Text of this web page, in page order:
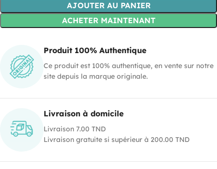
AJOUTER AU PANIER
ACHETER MAINTENANT
Produit 100% Authentique
Ce produit est 100% authentique, en vente sur notre
site depuis la marque originale.
Livraison à domicile
Livraison 7.00 TND
Livraison gratuite si supérieur à 200.00 TND